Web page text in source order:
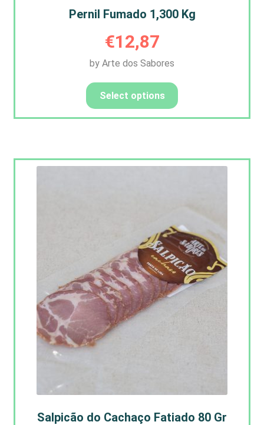
Pernil Fumado 1,300 Kg
€12,87
by Arte dos Sabores
Select options
Salpicão do Cachaço Fatiado 80 Gr